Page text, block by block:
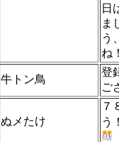
日
ま
う
ね
牛トン鳥
登
ご
ぬメたけ
７
う